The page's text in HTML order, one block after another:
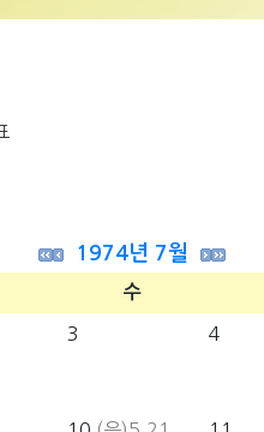
1974년 7월
수
3 4